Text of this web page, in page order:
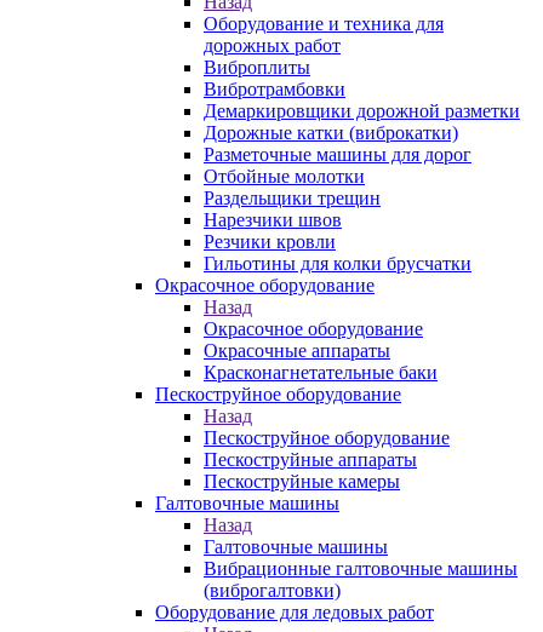
Оборудование и техника для
дорожных работ
Виброплиты
Вибротрамбовки
Демаркировщики дорожной разметки
Дорожные катки (виброкатки)
Разметочные машины для дорог
Отбойные молотки
Раздельщики трещин
Нарезчики швов
Резчики кровли
Гильотины для колки брусчатки
Окрасочное оборудование
Назад
Окрасочное оборудование
Окрасочные аппараты
Красконагнетательные баки
Пескоструйное оборудование
Назад
Пескоструйное оборудование
Пескоструйные аппараты
Пескоструйные камеры
Галтовочные машины
Назад
Галтовочные машины
Вибрационные галтовочные машины
(виброгалтовки)
Оборудование для ледовых работ